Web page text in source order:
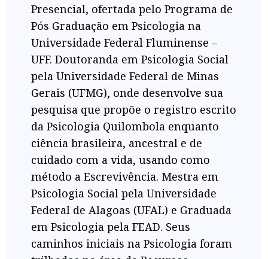
Presencial, ofertada pelo Programa de
Pós Graduação em Psicologia na
Universidade Federal Fluminense –
UFF. Doutoranda em Psicologia Social
pela Universidade Federal de Minas
Gerais (UFMG), onde desenvolve sua
pesquisa que propõe o registro escrito
da Psicologia Quilombola enquanto
ciência brasileira, ancestral e de
cuidado com a vida, usando como
método a Escrevivência. Mestra em
Psicologia Social pela Universidade
Federal de Alagoas (UFAL) e Graduada
em Psicologia pela FEAD. Seus
caminhos iniciais na Psicologia foram